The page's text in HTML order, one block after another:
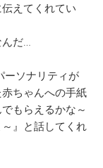
えてくれてい
んだ…
ーソナリティが
ちゃんへの手紙
もらえるかな～
』と話してくれ